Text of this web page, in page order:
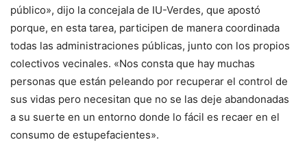
público», dijo la concejala de IU-Verdes, que apostó
porque, en esta tarea, participen de manera coordinada
todas las administraciones públicas, junto con los propios
colectivos vecinales. «Nos consta que hay muchas
personas que están peleando por recuperar el control de
sus vidas pero necesitan que no se las deje abandonadas
a su suerte en un entorno donde lo fácil es recaer en el
consumo de estupefacientes».